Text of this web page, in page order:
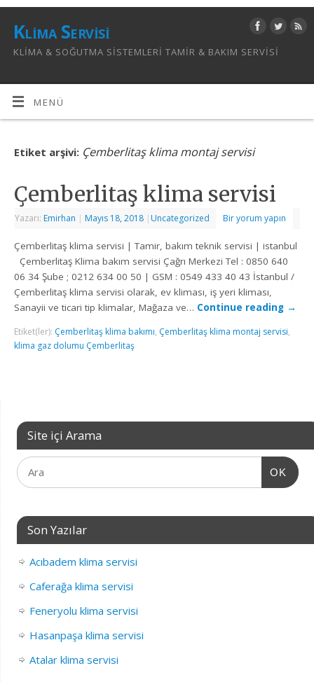
Klima Servisi
KLIMA & SOĞUTMA SISTEMLERI TAMIR & BAKIM SERVISI
MENÜ
Etiket arşivi: Çemberlitaş klima montaj servisi
Çemberlitaş klima servisi
Yazarı: Emirhan | Mayıs 18, 2018 | Uncategorized Bir yorum yapın
Çemberlitaş klima servisi | Tamir, bakım teknik servisi | istanbul
Çemberlitaş Klima bakım servisi Çağrı Merkezi Tel : 0850 640
06 34 Şube ; 0212 634 00 50 | GSM : 0549 433 40 43 İstanbul /
Çemberlitaş klima servisi olarak, ev kliması, iş yeri kliması,
Sanayii ve ticari tip klimalar, Mağaza ve… Continue reading →
Etiket(ler): Çemberlitaş klima bakımı, Çemberlitaş klima montaj servisi,
klima gaz dolumu Çemberlitaş
Site içi Arama
OK
Son Yazılar
Acıbadem klima servisi
Caferağa klima servisi
Feneryolu klima servisi
Hasanpaşa klima servisi
Atalar klima servisi